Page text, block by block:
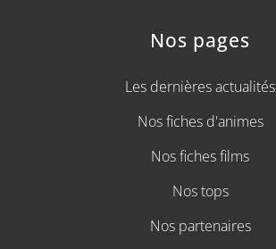
Nos pages
Les dernières actualités
Nos fiches d'animes
Nos fiches films
Nos tops
Nos partenaires